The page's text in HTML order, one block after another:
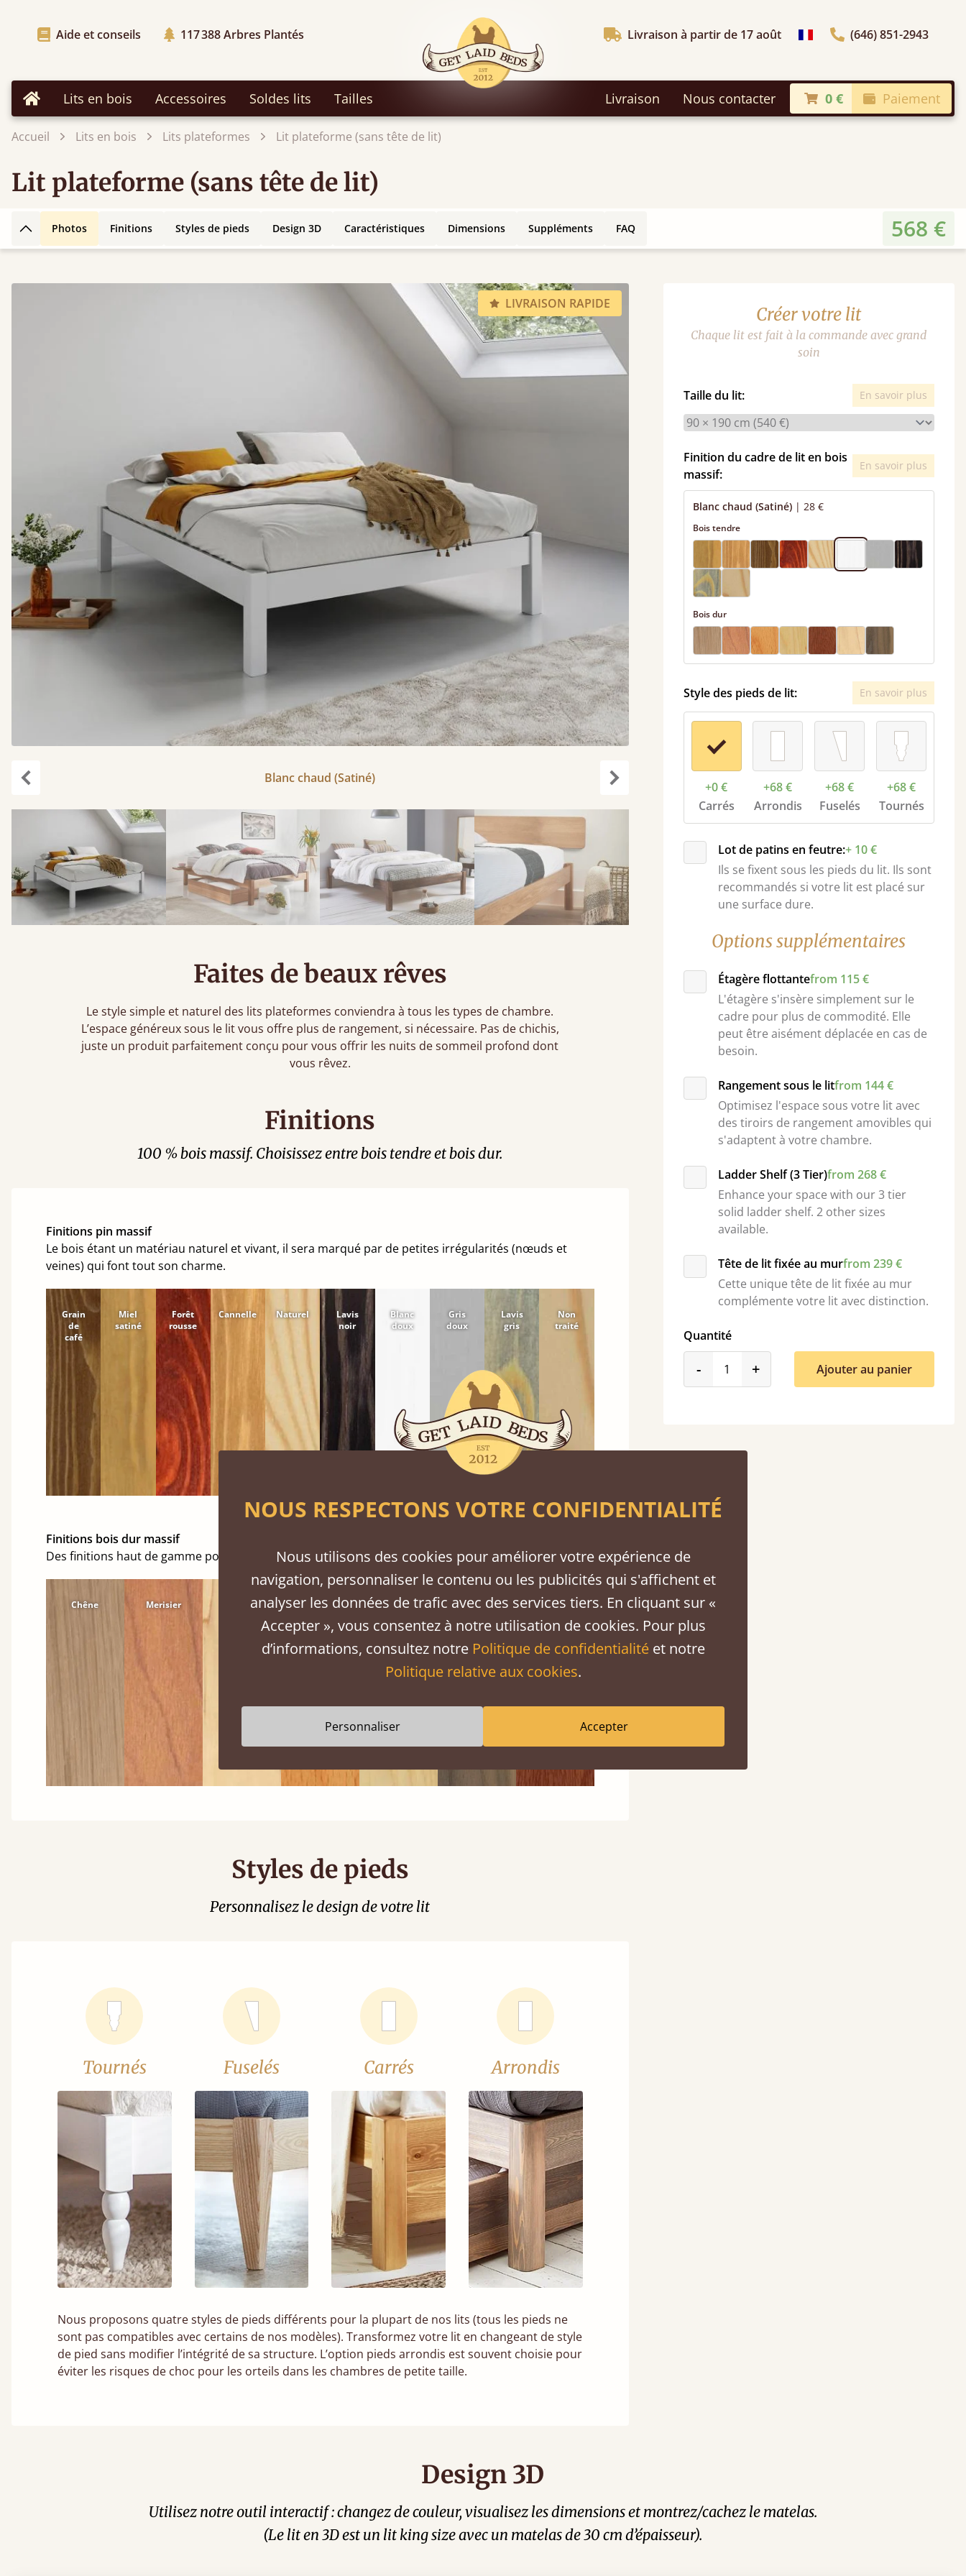
Aide et conseils 117 388Arbres Plantés Livraison à partir de 17 août Choisir le pays(646) 851-2943
Accueil Lits en bois Accessoires Soldes lits Tailles Livraison Nous contacter 0 € Paiement
Accueil Lits en bois Lits plateformes Lit plateforme (sans tête de lit)
Lit plateforme (sans tête de lit)
Retour en haut de la page
Photos Finitions Styles de pieds Design 3D Caractéristiques Dimensions Suppléments FAQ 568 €
LIVRAISON RAPIDE
Blanc chaud (Satiné)
Faites de beaux rêves
Le style simple et naturel des lits plateformes conviendra à tous les types de chambre.
L’espace généreux sous le lit vous offre plus de rangement, si nécessaire. Pas de chichis,
juste un produit parfaitement conçu pour vous offrir les nuits de sommeil profond dont
vous rêvez.
Créer votre lit
Chaque lit est fait à la commande avec grand
soin
Taille du lit: En savoir plus
Finition du cadre de lit en bois
massif:
En savoir plus
Blanc chaud (Satiné) | 28 €
Bois tendre
Bois dur
Style des pieds de lit: En savoir plus
+0 €
Carrés
+68 €
Arrondis
+68 €
Fuselés
+68 €
Tournés
Lot de patins en feutre:+ 10 €
Ils se fixent sous les pieds du lit. Ils sont
recommandés si votre lit est placé sur
une surface dure.
Options supplémentaires
Étagère flottantefrom 115 €
L'étagère s'insère simplement sur le
cadre pour plus de commodité. Elle
peut être aisément déplacée en cas de
besoin.
Rangement sous le litfrom 144 €
Optimisez l'espace sous votre lit avec
des tiroirs de rangement amovibles qui
s'adaptent à votre chambre.
Ladder Shelf (3 Tier)from 268 €
Enhance your space with our 3 tier
solid ladder shelf. 2 other sizes
available.
Tête de lit fixée au murfrom 239 €
Cette unique tête de lit fixée au mur
complémente votre lit avec distinction.
Quantité
-product_form.decrease
+product_form.increase
Ajouter au panier
Finitions
100 % bois massif. Choisissez entre bois tendre et bois dur.
Finitions pin massif
Le bois étant un matériau naturel et vivant, il sera marqué par de petites irrégularités (nœuds et
veines) qui font tout son charme.
Grain
de
café
Miel
satiné
Forêt
rousse
Cannelle Naturel
Lavis
noir
Blanc
doux
Gris
doux
Lavis
gris
Non
traité
Finitions bois dur massif
Des finitions haut de gamme pour embellir votre chambre.
Chêne Merisier Érable Hêtre Frêne Noyer Sapelli
Styles de pieds
Personnalisez le design de votre lit
Tournés Fuselés Carrés Arrondis
Nous proposons quatre styles de pieds différents pour la plupart de nos lits (tous les pieds ne
sont pas compatibles avec certains de nos modèles). Transformez votre lit en changeant de style
de pied sans modifier l’intégrité de sa structure. L’option pieds arrondis est souvent choisie pour
éviter les risques de choc pour les orteils dans les chambres de petite taille.
Design 3D
Utilisez notre outil interactif : changez de couleur, visualisez les dimensions et montrez/cachez le matelas.
(Le lit en 3D est un lit king size avec un matelas de 30 cm d’épaisseur).
NOUS RESPECTONS VOTRE CONFIDENTIALITÉ
Nous utilisons des cookies pour améliorer votre expérience de
navigation, personnaliser le contenu ou les publicités qui s'affichent et
analyser les données de trafic avec des services tiers. En cliquant sur «
Accepter », vous consentez à notre utilisation de cookies. Pour plus
d’informations, consultez notre Politique de confidentialitéet notre
Politique relative aux cookies.
Personnaliser Accepter